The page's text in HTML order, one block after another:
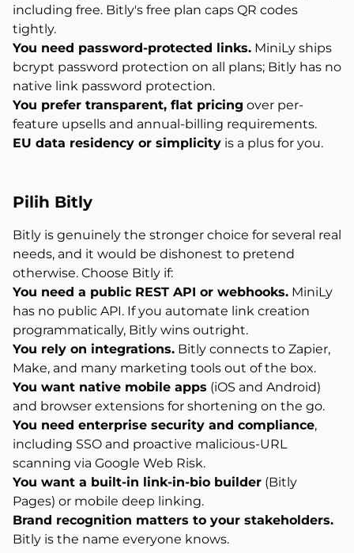
including free. Bitly's free plan caps QR codes
tightly.
You need password-protected links. MiniLy ships
bcrypt password protection on all plans; Bitly has no
native link password protection.
You prefer transparent, flat pricing over per-
feature upsells and annual-billing requirements.
EU data residency or simplicity is a plus for you.
Pilih Bitly
Bitly is genuinely the stronger choice for several real
needs, and it would be dishonest to pretend
otherwise. Choose Bitly if:
You need a public REST API or webhooks. MiniLy
has no public API. If you automate link creation
programmatically, Bitly wins outright.
You rely on integrations. Bitly connects to Zapier,
Make, and many marketing tools out of the box.
You want native mobile apps (iOS and Android)
and browser extensions for shortening on the go.
You need enterprise security and compliance,
including SSO and proactive malicious-URL
scanning via Google Web Risk.
You want a built-in link-in-bio builder (Bitly
Pages) or mobile deep linking.
Brand recognition matters to your stakeholders.
Bitly is the name everyone knows.